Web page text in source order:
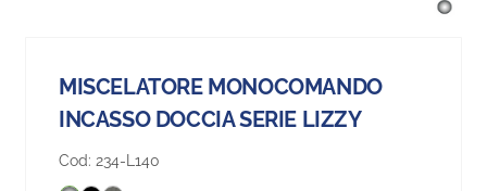
MISCELATORE MONOCOMANDO
INCASSO DOCCIA SERIE LIZZY
Cod: 234-L140